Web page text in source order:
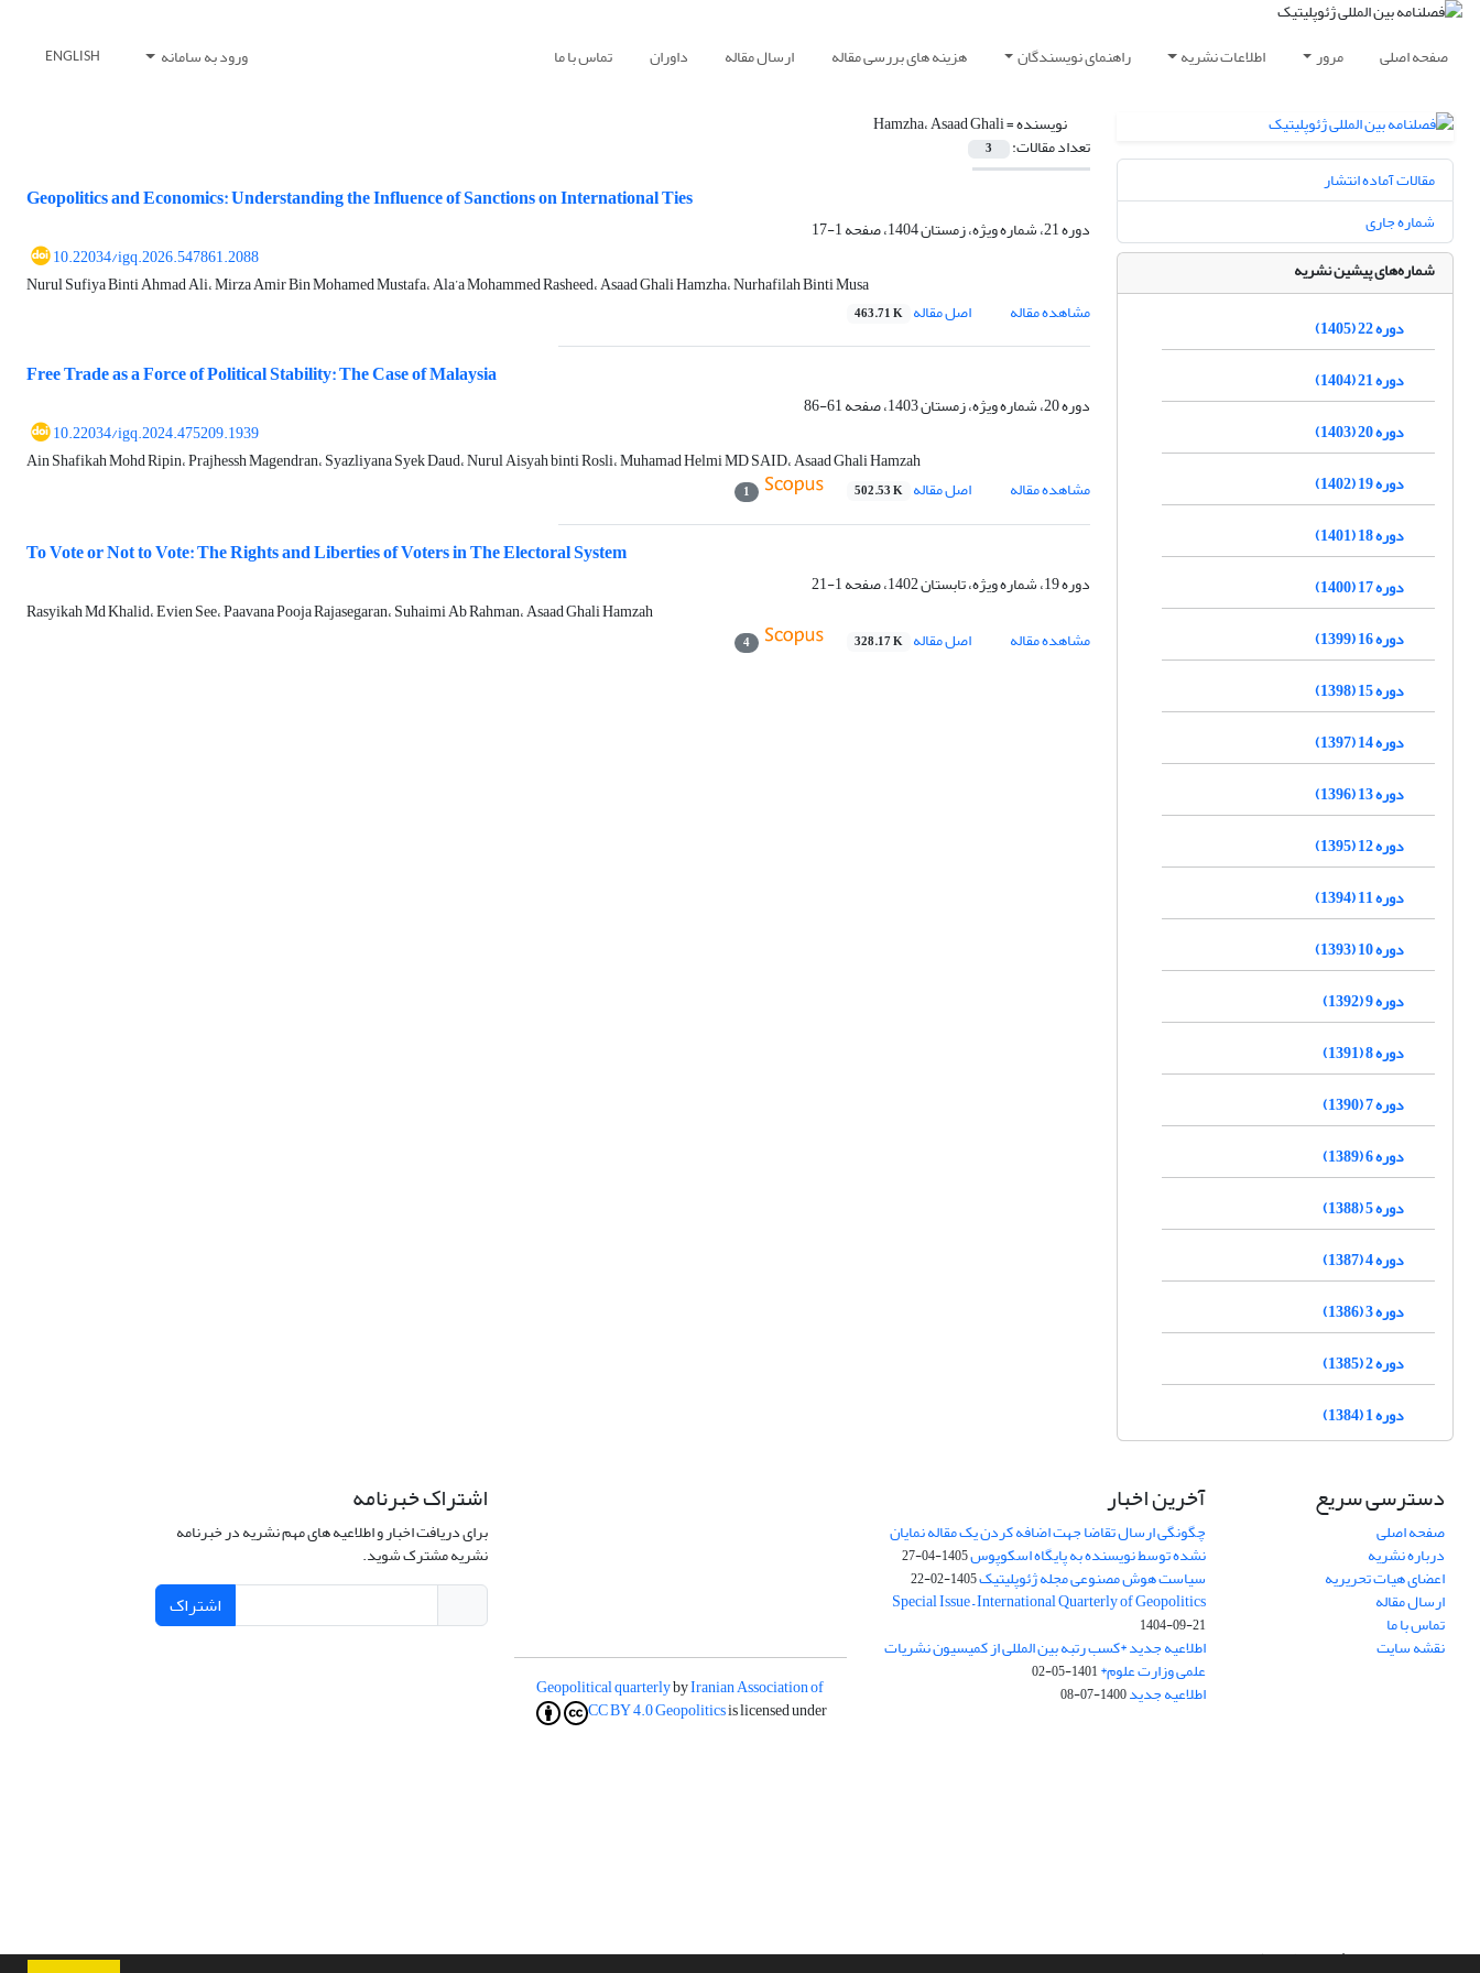
صفحه اصلی مرور اطلاعات نشریه راهنمای نویسندگان هزینه های بررسی مقاله ارسال مقاله داوران تماس با ما ورود به سامانه ENGLISH
نویسنده =Hamzha، Asaad Ghali
تعداد مقالات: 3
Geopolitics and Economics: Understanding the Influence of Sanctions on International Ties
دوره 21، شماره ویژه، زمستان 1404، صفحه
1-17
10.22034/igq.2026.547861.2088
Nurul Sufiya Binti Ahmad Ali، Mirza Amir Bin Mohamed Mustafa، Ala’a Mohammed Rasheed، Asaad Ghali Hamzha، Nurhafilah Binti Musa
مشاهده مقاله
اصل مقاله 463.71 K
Free Trade as a Force of Political Stability: The Case of Malaysia
دوره 20، شماره ویژه، زمستان 1403، صفحه
61-86
10.22034/igq.2024.475209.1939
Ain Shafikah Mohd Ripin، Prajhessh Magendran، Syazliyana Syek Daud، Nurul Aisyah binti Rosli، Muhamad Helmi MD SAID، Asaad Ghali Hamzah
مشاهده مقاله
اصل مقاله 502.53 K
1
To Vote or Not to Vote: The Rights and Liberties of Voters in The Electoral System
دوره 19، شماره ویژه، تابستان 1402، صفحه
1-21
Rasyikah Md Khalid، Evien See، Paavana Pooja Rajasegaran، Suhaimi Ab Rahman، Asaad Ghali Hamzah
مشاهده مقاله
اصل مقاله 328.17 K
4
مقالات آماده انتشار
شماره جاری
شماره‌های پیشین نشریه
دوره 22 (1405)
دوره 21 (1404)
دوره 20 (1403)
دوره 19 (1402)
دوره 18 (1401)
دوره 17 (1400)
دوره 16 (1399)
دوره 15 (1398)
دوره 14 (1397)
دوره 13 (1396)
دوره 12 (1395)
دوره 11 (1394)
دوره 10 (1393)
دوره 9 (1392)
دوره 8 (1391)
دوره 7 (1390)
دوره 6 (1389)
دوره 5 (1388)
دوره 4 (1387)
دوره 3 (1386)
دوره 2 (1385)
دوره 1 (1384)
دسترسی سریع
صفحه اصلی
درباره نشریه
اعضای هیات تحریریه
ارسال مقاله
تماس با ما
نقشه سایت
آخرین اخبار
چگونگی ارسال تقاضا جهت اضافه کردن یک مقاله نمایان
نشده توسط نویسنده به پایگاه اسکوپوس1405-04-27
سیاست هوش مصنوعی مجله ژئوپلیتیک1405-02-22
Special Issue – International Quarterly of Geopolitics
1404-09-21
اطلاعیه جدید *کسب رتبه بین المللی از کمیسیون نشریات
علمی وزارت علوم*1401-05-02
اطلاعیه جدید1400-07-08
Geopolitical quarterlybyIranian Association of
Geopoliticsis licensed under
CC BY 4.0
اشتراک خبرنامه
برای دریافت اخبار و اطلاعیه های مهم نشریه در خبرنامه
نشریه مشترک شوید.
اشتراک
سامانه مدیریت نشریات علمی.طراحی و پیاده سازی ازسیناوب